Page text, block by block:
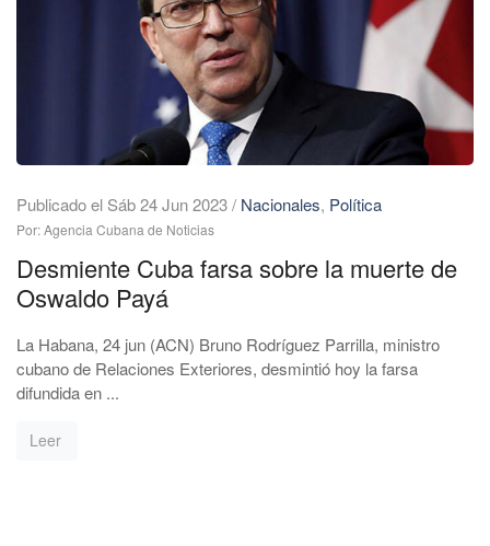
Publicado el Sáb 24 Jun 2023/ Nacionales, Política
Por: Agencia Cubana de Noticias
Desmiente Cuba farsa sobre la muerte de
Oswaldo Payá
La Habana, 24 jun (ACN) Bruno Rodríguez Parrilla, ministro
cubano de Relaciones Exteriores, desmintió hoy la farsa
difundida en ...
Leer